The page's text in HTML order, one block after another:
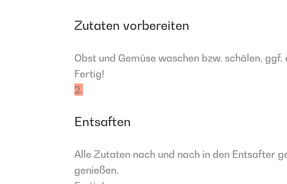
Zutaten vorbereiten
Obst und Gemüse waschen bzw. schälen,
Fertig!
2.
Entsaften
Alle Zutaten nach und nach in den Entsafter
genießen.